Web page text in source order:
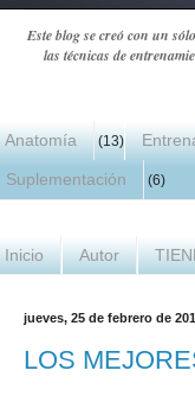
Este blog se creó con un
las técnicas de
Anatomía (13)
Suplementación (6)
Inicio Autor
jueves, 25 de febrero de
LOS